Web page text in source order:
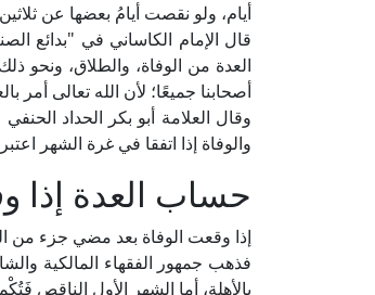
أيام، ولو نقصت أيامُ بعضها عن
العدة من الوفاة، والطلاق، ونحو
أصحابنا جميعًا؛ لأن الله تعالى أمر
والوفاة إذا اتفقا في غرة الشهر
حساب العدة إذا
إذا وقعت الوفاة بعد مضي جزء من
فذهب جمهور الفقهاء المالكية
بالأهلة، أما الشهر الأول الناقص